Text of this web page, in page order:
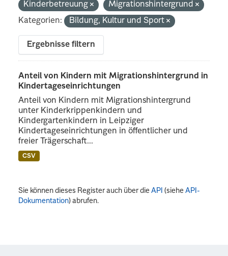
Kinderbetreuung
Migrationshintergrund
Kategorien:
Bildung, Kultur und Sport
Ergebnisse filtern
Anteil von Kindern mit Migrationshintergrund in
Kindertageseinrichtungen
Anteil von Kindern mit Migrationshintergrund
unter Kinderkrippenkindern und
Kindergartenkindern in Leipziger
Kindertageseinrichtungen in öffentlicher und
freier Trägerschaft...
CSV
Sie können dieses Register auch über dieAPI (sieheAPI-
Dokumentation) abrufen.